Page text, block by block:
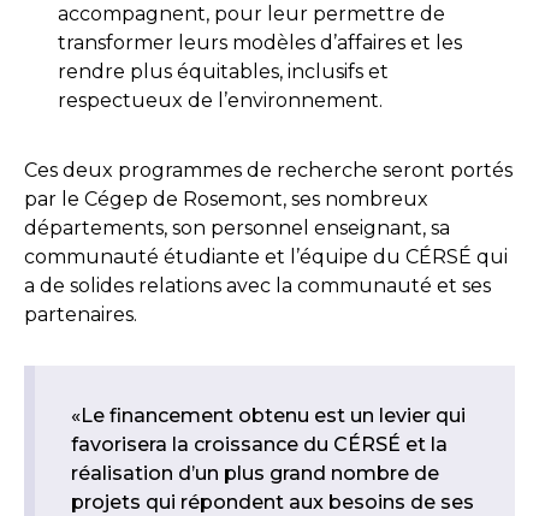
accompagnent, pour leur permettre de
transformer leurs modèles d’affaires et les
rendre plus équitables, inclusifs et
respectueux de l’environnement.
Ces deux programmes de recherche seront portés
par le Cégep de Rosemont, ses nombreux
départements, son personnel enseignant, sa
communauté étudiante et l’équipe du CÉRSÉ qui
a de solides relations avec la communauté et ses
partenaires.
«Le financement obtenu est un levier qui
favorisera la croissance du CÉRSÉ et la
réalisation d’un plus grand nombre de
projets qui répondent aux besoins de ses